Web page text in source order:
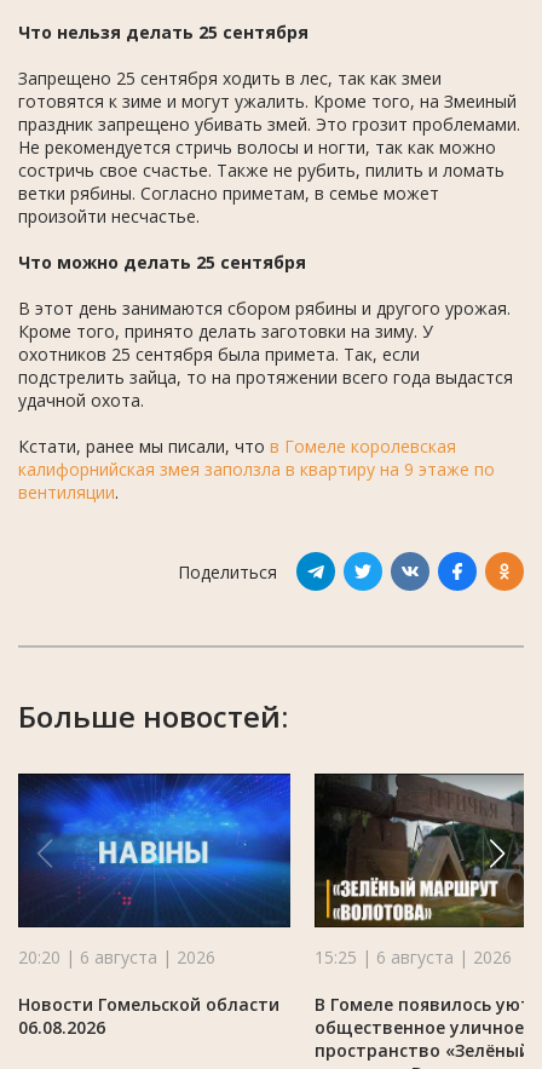
Что нельзя делать 25 сентября
Запрещено 25 сентября ходить в лес, так как змеи
готовятся к зиме и могут ужалить. Кроме того, на Змеиный
праздник запрещено убивать змей. Это грозит проблемами.
Не рекомендуется стричь волосы и ногти, так как можно
состричь свое счастье. Также не рубить, пилить и ломать
ветки рябины. Согласно приметам, в семье может
произойти несчастье.
Что можно делать 25 сентября
В этот день занимаются сбором рябины и другого урожая.
Кроме того, принято делать заготовки на зиму. У
охотников 25 сентября была примета. Так, если
подстрелить зайца, то на протяжении всего года выдастся
удачной охота.
Кстати, ранее мы писали, что в Гомеле королевская
калифорнийская змея заползла в квартиру на 9 этаже по
вентиляции.
Поделиться
Больше новостей:
20:20 | 6 августа | 2026
Новости Гомельской области
06.08.2026
15:25 | 6 августа | 2026
В Гомеле появилось
общественное уличное
пространство «Зелёный